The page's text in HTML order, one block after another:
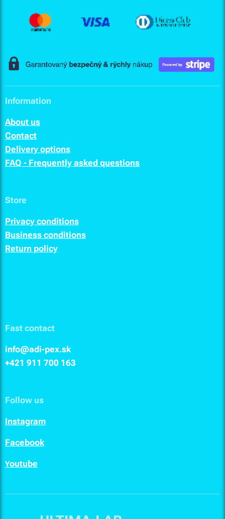
Information
About us
Contact
Delivery options
FAQ - Frequently asked questions
Store
Privacy conditions
Business conditions
Return policy
Fast contact
info@adi-pex.sk
+421 911 700 163
Follow us
Instagram
Facebook
Youtube